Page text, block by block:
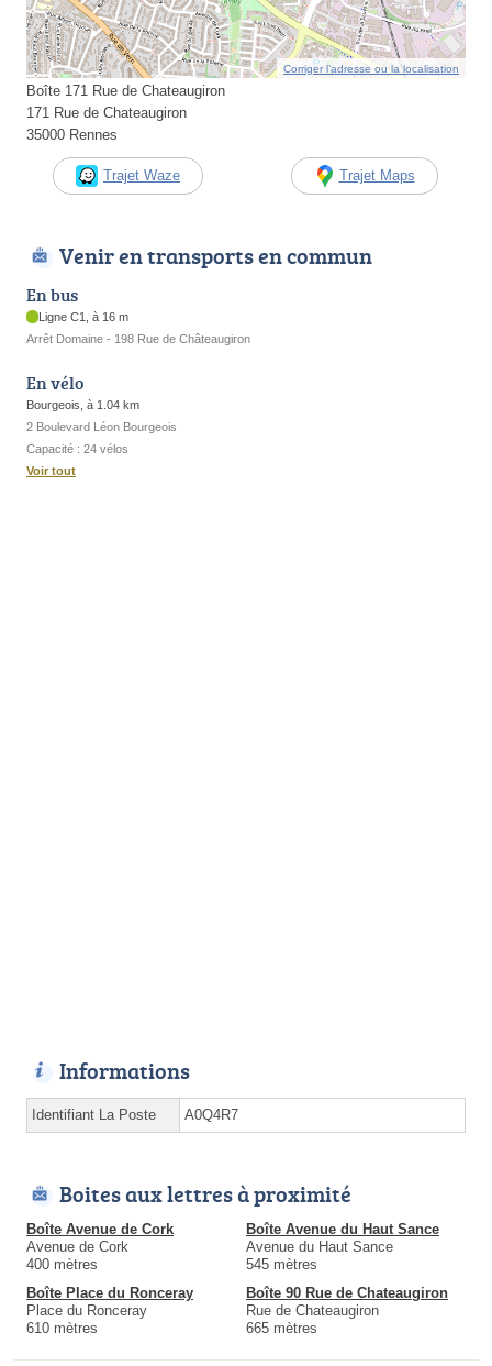
Corriger l’adresse ou la localisation
Boîte 171 Rue de Chateaugiron
171 Rue de Chateaugiron
35000 Rennes
Trajet Waze Trajet Maps
Venir en transports en commun
En bus
Ligne C1, à 16 m
Arrêt Domaine - 198 Rue de Châteaugiron
En vélo
Bourgeois, à 1.04 km
2 Boulevard Léon Bourgeois
Capacité : 24 vélos
Voir tout
Informations
Identifiant La Poste A0Q4R7
Boites aux lettres à proximité
Boîte Avenue de Cork
Avenue de Cork
400 mètres
Boîte Avenue du Haut Sance
Avenue du Haut Sance
545 mètres
Boîte Place du Ronceray
Place du Ronceray
610 mètres
Boîte 90 Rue de Chateaugiron
Rue de Chateaugiron
665 mètres